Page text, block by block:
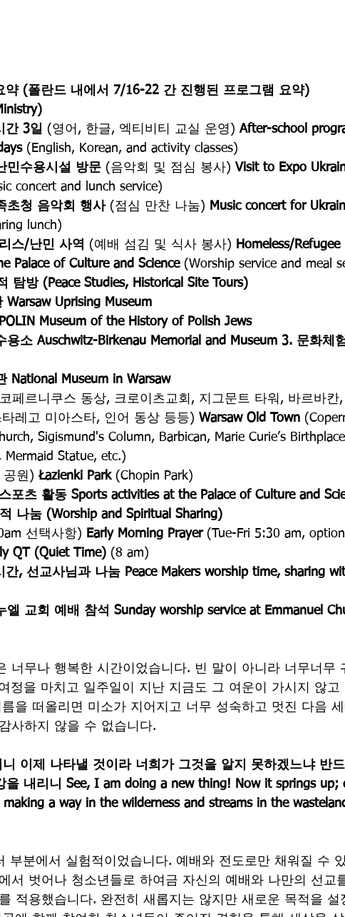
약 (폴란드 내에서 7/16-22 간 진행된 프로그램 요약)
간 3일 (영어, 한글, 엑티비티 교실 운영) After-school
(English, Korean, and activity classes)
민수용시설 방문 (음악회 및 점심 봉사) Visit to Expo
concert and lunch service)
초청 음악회 행사 (점심 만찬 나눔) Music concert for
lunch)
스/난민 사역 (예배 섬김 및 식사 봉사) Homeless/Refugee
Palace of Culture and Science (Worship service and meal
탐방 (Peace Studies, Historical Site Tours)
Warsaw Uprising Museum
POLIN Museum of the History of Polish Jews
용소 Auschwitz-Birkenau Memorial and Museum 3. 문화체
National Museum in Warsaw
페르니쿠스 동상, 크로이츠교회, 지그문트 타워, 바르바칸,
레고 미아스타, 인어 동상 등등) Warsaw Old Town
Sigismund's Column, Barbican, Marie Curie’s
Mermaid Statue, etc.)
공원) Łazienki Park (Chopin Park)
포츠 활동 Sports activities at the Palace of Culture and
나눔 (Worship and Spiritual Sharing)
선택사항) Early Morning Prayer (Tue-Fri 5:30 am,
QT (Quiet Time) (8 am)
간, 선교사님과 나눔 Peace Makers worship time, sharing
엘 교회 예배 참석 Sunday worship service at Emmanuel
너무나 행복한 시간이었습니다. 빈 말이 아니라 너무너무
정을 마치고 일주일이 지난 지금도 그 여운이 가시지 않고
을 떠올리면 미소가 지어지고 너무 성숙하고 멋진 다음
사하지 않을 수 없습니다.
이제 나타낼 것이라 너희가 그것을 알지 못하겠느냐 반
을 내리니 See, I am doing a new thing! Now it springs up;
a way in the wilderness and streams in the
부분에서 실험적이었습니다. 예배와 전도로만 채워질 수
서 벗어나 청소년들로 하여금 자신의 예배와 나만의 선교
적용했습니다. 완전히 새롭지는 않지만 새로운 목적을 설